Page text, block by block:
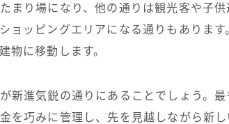
まり場になり、他の通りは観光客や子
ョッピングエリアになる通りもあります
物に移動します。
新進気鋭の通りにあることでしょう。
を巧みに管理し、先を見越しながら新